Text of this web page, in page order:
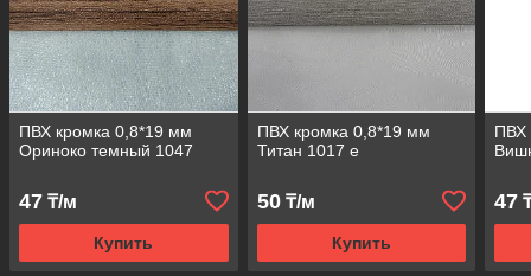
ПВХ кромка 0,8*19 мм
Ориноко темный 1047
47 ₸/м
Купить
ПВХ кромка 0,8*19 мм
Титан 1017 е
50₸/м
Купить
ПВХ
47